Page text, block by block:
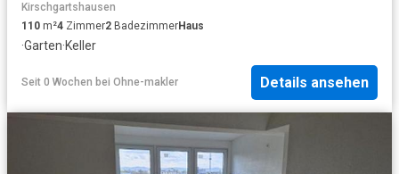
Kirschgartshausen
110 m²4 Zimmer2 BadezimmerHaus
·Garten·Keller
Seit 0 Wochen bei Ohne-makler Details ansehen